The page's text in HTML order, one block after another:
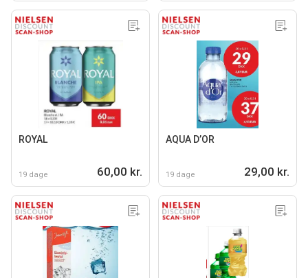
ROYAL
19 dage 60,00 kr.
AQUA D’OR
19 dage 29,00 kr.